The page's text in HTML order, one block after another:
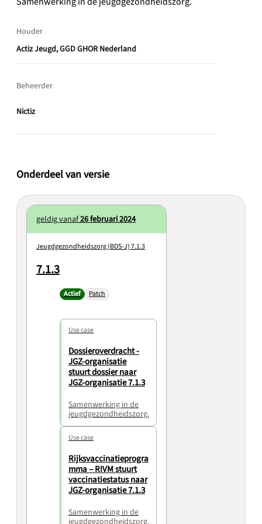
Houder
Actiz Jeugd, GGD GHOR Nederland
Beheerder
Nictiz
Onderdeel van versie
geldig vanaf26 februari 2024
Jeugdgezondheidszorg (BDS-J) 7.1.3
7.1.3
Actief Patch
Use case
Dossieroverdracht -
JGZ-organisatie
stuurt dossier naar
JGZ-organisatie 7.1.3
Samenwerking in de
jeugdgezondheidszorg.
Use case
Rijksvaccinatieprogra
mma – RIVM stuurt
vaccinatiestatus naar
JGZ-organisatie 7.1.3
Samenwerking in de
jeugdgezondheidszorg.